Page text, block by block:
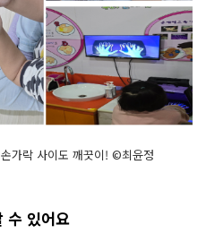
가락 사이도 깨끗이! ©최윤정
수 있어요